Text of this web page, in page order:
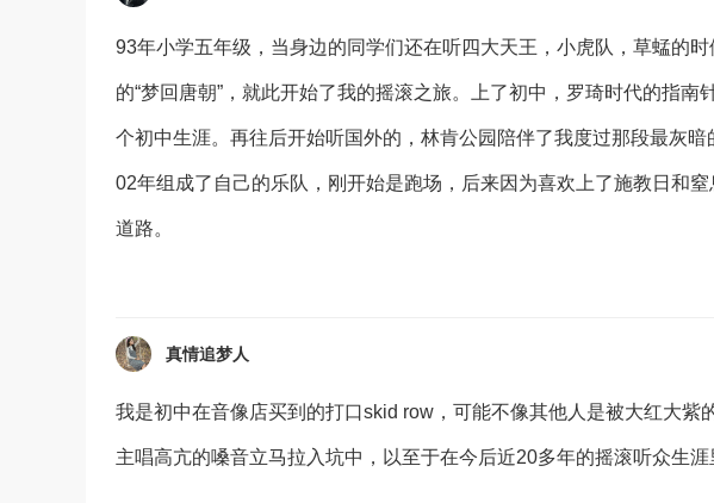
93年小学五年级，当身边的同学们还在听四大天王，小虎队，草蜢的
的“梦回唐朝”，就此开始了我的摇滚之旅。上了初中，罗琦时代的指
个初中生涯。再往后开始听国外的，林肯公园陪伴了我度过那段最灰
02年组成了自己的乐队，刚开始是跑场，后来因为喜欢上了施教日和
道路。
真情追梦人
我是初中在音像店买到的打口skid row，可能不像其他人是被大红大紫
主唱高亢的嗓音立马拉入坑中，以至于在今后近20多年的摇滚听众生涯